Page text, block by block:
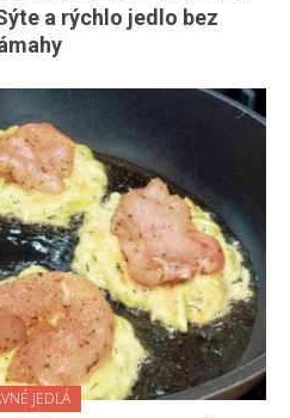
a rýchlo jedlo bez
JEDLÁ